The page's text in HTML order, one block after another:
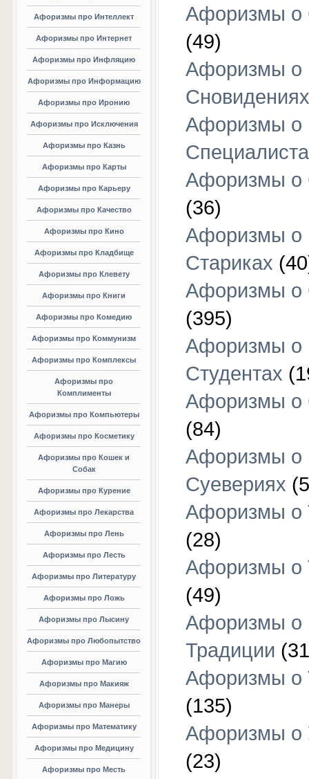
Афоризмы про Интеллект
Афоризмы про Интернет
Афоризмы про Инфляцию
Афоризмы про Информацию
Афоризмы про Иронию
Афоризмы про Исключения
Афоризмы про Казнь
Афоризмы про Карты
Афоризмы про Карьеру
Афоризмы про Качество
Афоризмы про Кино
Афоризмы про Кладбище
Афоризмы про Клевету
Афоризмы про Книги
Афоризмы про Комедию
Афоризмы про Коммунизм
Афоризмы про Комплексы
Афоризмы про
Комплименты
Афоризмы про Компьютеры
Афоризмы про Косметику
Афоризмы про Кошек и
Собак
Афоризмы про Курение
Афоризмы про Лекарства
Афоризмы про Лень
Афоризмы про Лесть
Афоризмы про Литературу
Афоризмы про Ложь
Афоризмы про Лысину
Афоризмы про Любопытство
Афоризмы про Магию
Афоризмы про Макияж
Афоризмы про Манеры
Афоризмы про Математику
Афоризмы про Медицину
Афоризмы про Месть
Афоризмы о
(49)
Афоризмы о
Сновидениях
Афоризмы о
Афоризмы о
(36)
Афоризмы о
Стариках
Афоризмы о
(395)
Афоризмы о
Студентах
Афоризмы о
(84)
Афоризмы о
Суевериях
Афоризмы о
(28)
Афоризмы о
(49)
Афоризмы о
Традиции
Афоризмы о
(135)
Афоризмы о
(23)